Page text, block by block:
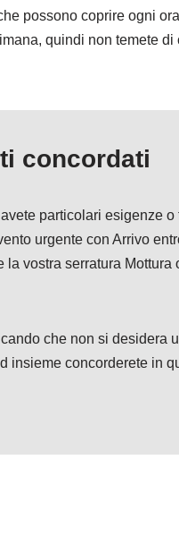
possono coprire ogni
quindi non temete
concordati
particolari esigenze
urgente con Arrivo
vostra serratura
che non si desidera
insieme concorderete in